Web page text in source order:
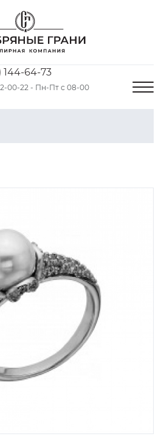
144-64-73
00-22 - Пн-Пт с 08-00